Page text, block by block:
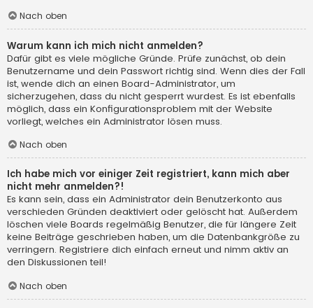
Nach oben
Warum kann ich mich nicht anmelden?
Dafür gibt es viele mögliche Gründe. Prüfe zunächst, ob dein
Benutzername und dein Passwort richtig sind. Wenn dies der Fall
ist, wende dich an einen Board-Administrator, um
sicherzugehen, dass du nicht gesperrt wurdest. Es ist ebenfalls
möglich, dass ein Konfigurationsproblem mit der Website
vorliegt, welches ein Administrator lösen muss.
Nach oben
Ich habe mich vor einiger Zeit registriert, kann mich aber
nicht mehr anmelden?!
Es kann sein, dass ein Administrator dein Benutzerkonto aus
verschieden Gründen deaktiviert oder gelöscht hat. Außerdem
löschen viele Boards regelmäßig Benutzer, die für längere Zeit
keine Beiträge geschrieben haben, um die Datenbankgröße zu
verringern. Registriere dich einfach erneut und nimm aktiv an
den Diskussionen teil!
Nach oben